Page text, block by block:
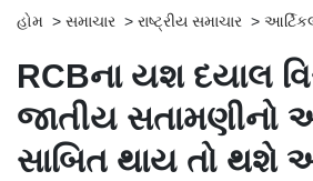
હોમ > સમાચાર > રાષ્ટ્રીય સમાચાર >
RCBના યશ દયાલ
જાતીય સતામણીનો
સાબિત થાય તો થશે